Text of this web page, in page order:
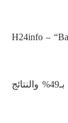
H24info –
Madar21 – “بكالوريا 2026.. ارتفاع حالات الغش بـ49% والنتائج